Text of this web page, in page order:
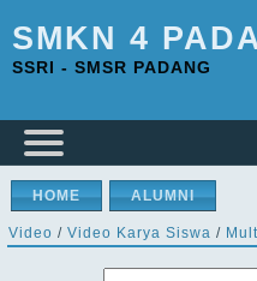
SMKN 4
SSRI - SMSR PADANG
HOME ALUMNI
Video / Video Karya Siswa /